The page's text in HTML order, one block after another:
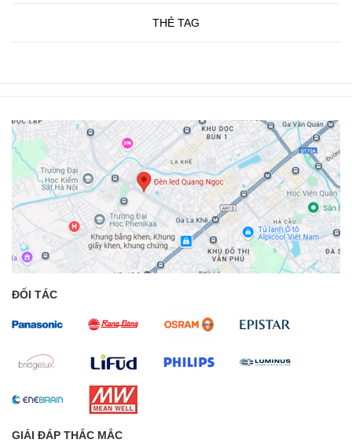
THẺ TAG
ĐỐI TÁC
GIẢI ĐÁP THẮC MẮC